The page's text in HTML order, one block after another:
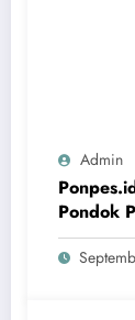
Admin
Pondok